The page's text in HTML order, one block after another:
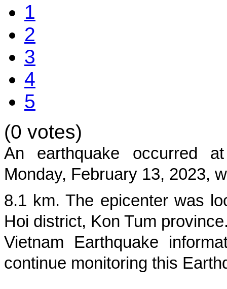
1
2
3
4
5
(0 votes)
An earthquake occurred
Monday, February 13, 2023,
8.1 km. The epicenter was
Hoi district, Kon Tum province
Vietnam Earthquake
continue monitoring this